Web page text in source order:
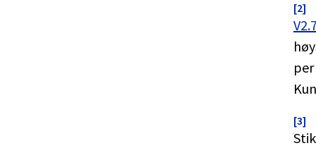
[2]
[3]